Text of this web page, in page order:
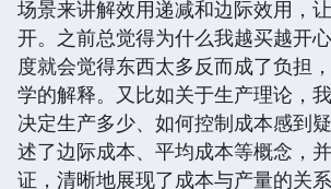
场景来讲解效用递减和边际效用，
开。之前总觉得为什么我越买越开
度就会觉得东西太多反而成了负担
学的解释。又比如关于生产理论，
决定生产多少、如何控制成本感到
述了边际成本、平均成本等概念，
证，清晰地展现了成本与产量的关